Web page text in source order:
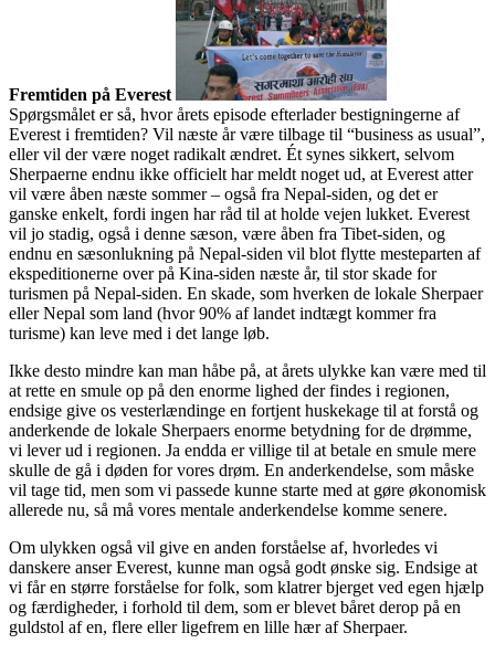
Fremtiden på Everest
Spørgsmålet er så, hvor årets episode efterlader bestigningerne af
Everest i fremtiden? Vil næste år være tilbage til “business as usual”,
eller vil der være noget radikalt ændret. Ét synes sikkert, selvom
Sherpaerne endnu ikke officielt har meldt noget ud, at Everest atter
vil være åben næste sommer – også fra Nepal-siden, og det er
ganske enkelt, fordi ingen har råd til at holde vejen lukket. Everest
vil jo stadig, også i denne sæson, være åben fra Tibet-siden, og
endnu en sæsonlukning på Nepal-siden vil blot flytte mesteparten af
ekspeditionerne over på Kina-siden næste år, til stor skade for
turismen på Nepal-siden. En skade, som hverken de lokale Sherpaer
eller Nepal som land (hvor 90% af landet indtægt kommer fra
turisme) kan leve med i det lange løb.
Ikke desto mindre kan man håbe på, at årets ulykke kan være med til
at rette en smule op på den enorme lighed der findes i regionen,
endsige give os vesterlændinge en fortjent huskekage til at forstå og
anderkende de lokale Sherpaers enorme betydning for de drømme,
vi lever ud i regionen. Ja endda er villige til at betale en smule mere
skulle de gå i døden for vores drøm. En anderkendelse, som måske
vil tage tid, men som vi passede kunne starte med at gøre økonomisk
allerede nu, så må vores mentale anderkendelse komme senere.
Om ulykken også vil give en anden forståelse af, hvorledes vi
danskere anser Everest, kunne man også godt ønske sig. Endsige at
vi får en større forståelse for folk, som klatrer bjerget ved egen hjælp
og færdigheder, i forhold til dem, som er blevet båret derop på en
guldstol af en, flere eller ligefrem en lille hær af Sherpaer.